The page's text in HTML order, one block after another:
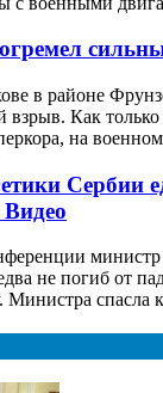
в районе
Как только
на
Сербии
не погиб от
Министра спасла